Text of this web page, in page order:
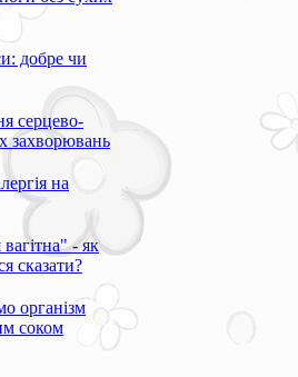
добре чи
серцево-
захворювань
на
- як
сказати?
організм
соком